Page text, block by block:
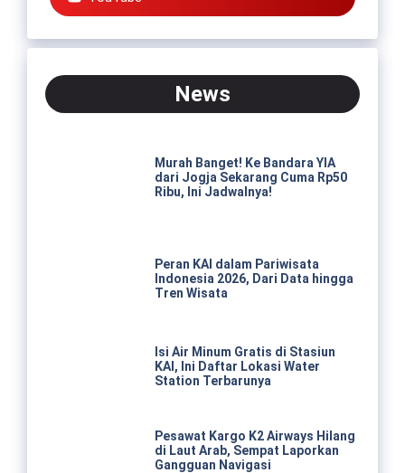
News
Murah Banget! Ke Bandara YIA
dari Jogja Sekarang Cuma Rp50
Ribu, Ini Jadwalnya!
Peran KAI dalam Pariwisata
Indonesia 2026, Dari Data hingga
Tren Wisata
Isi Air Minum Gratis di Stasiun
KAI, Ini Daftar Lokasi Water
Station Terbarunya
Pesawat Kargo K2 Airways Hilang
di Laut Arab, Sempat Laporkan
Gangguan Navigasi